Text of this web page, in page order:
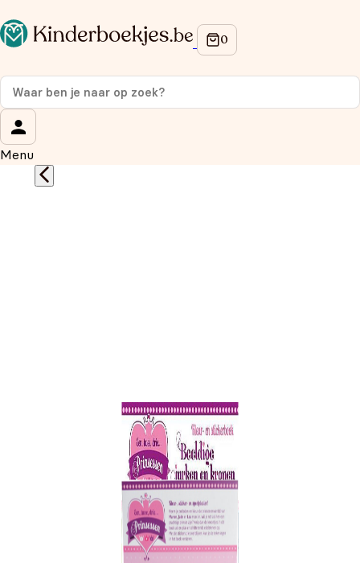
Menu
Op de hoogte blijven van onze acties?
Meld je aan voor onze nieuwsbrief en ontvang
korting
Wat is je voornaam?
Wat is je e-mailadres?